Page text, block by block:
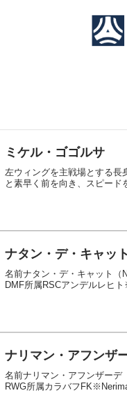
ミケル・ゴゴルサ
左ウィングを主戦場とする長
と素早く前を向き、スピード
ナタン・デ・キャット
名前ナタン・デ・キャット（
DMF所属RSCアンデルレヒ
ナリマン・アフンザ
名前ナリマン・アフンザーデ
RWG所属カラバフ